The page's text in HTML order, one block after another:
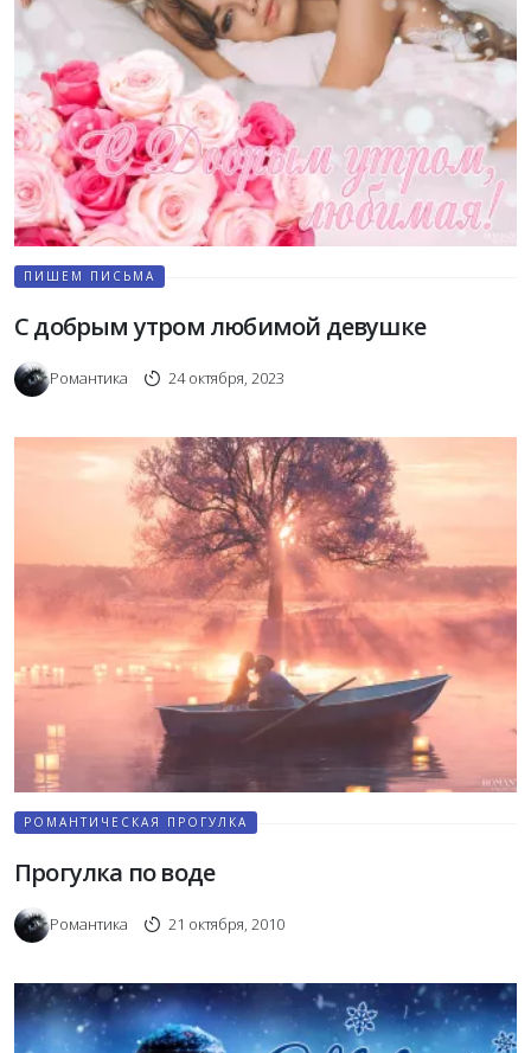
ПИШЕМ ПИСЬМА
С добрым утром любимой девушке
Романтика 24 октября, 2023
РОМАНТИЧЕСКАЯ ПРОГУЛКА
Прогулка по воде
Романтика 21 октября, 2010